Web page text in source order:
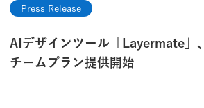
Press Release
AIデザインツール「Layermate」、
チームプラン提供開始